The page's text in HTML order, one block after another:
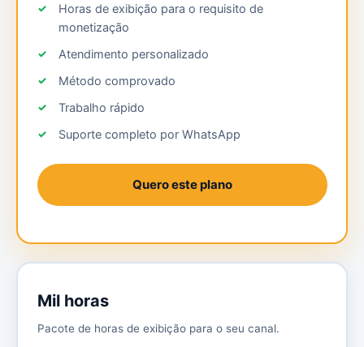
Horas de exibição para o requisito de
monetização
Atendimento personalizado
Método comprovado
Trabalho rápido
Suporte completo por WhatsApp
Quero este plano
Mil horas
Pacote de horas de exibição para o seu canal.